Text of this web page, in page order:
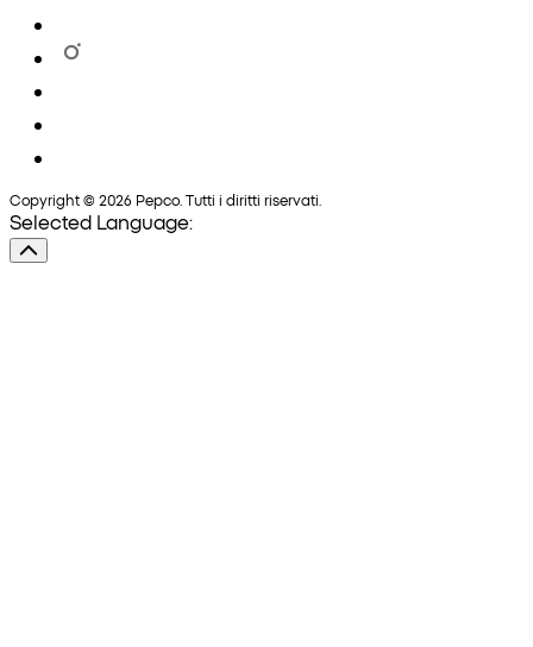
Copyright © 2026 Pepco. Tutti i diritti riservati.
Selected Language: